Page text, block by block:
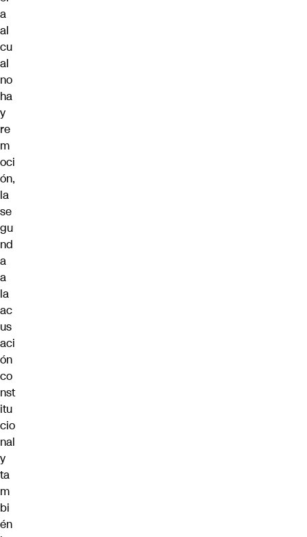
a
al
cu
al
no
ha
y
re
m
oci
ón,
la
se
gu
nd
a
a
la
ac
us
aci
ón
co
nst
itu
cio
nal
y
ta
m
bi
én